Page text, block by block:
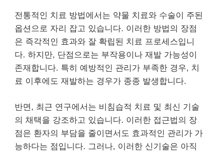
전통적인 치료 방법에서는 약물 치료와 수술이 주된
옵션으로 자리 잡고 있습니다. 이러한 방법의 장점
은 즉각적인 효과와 잘 확립된 치료 프로세스입니
다. 하지만, 단점으로는 부작용이나 재발 가능성이
존재합니다. 특히 예방적인 관리가 부족한 경우, 치
료 이후에도 재발하는 경우가 종종 발생합니다.
반면, 최근 연구에서는 비침습적 치료 및 최신 기술
의 채택을 강조하고 있습니다. 이러한 접근법의 장
점은 환자의 부담을 줄이면서도 효과적인 관리가 가
능하다는 점입니다. 그러나, 이러한 신기술은 아직